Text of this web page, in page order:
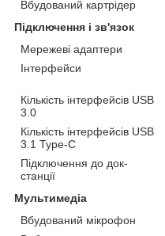
Вбудований картрідер
Підключення і зв'язок
Мережеві адаптери
Інтерфейси
Кількість інтерфейсів USB
3.0
Кількість інтерфейсів USB
3.1 Type-C
Підключення до док-
станції
Мультимедіа
Вбудований мікрофон